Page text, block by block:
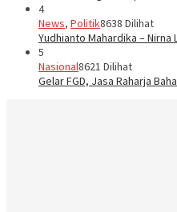
4
News, Politik8638 Dilihat
Yudhianto Mahardika – Nirna
5
Nasional8621 Dilihat
Gelar FGD, Jasa Raharja